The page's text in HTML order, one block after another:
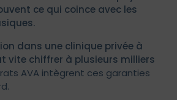
ce qui coince avec les
dans une clinique privée à
vite chiffrer à plusieurs milliers
AVA intègrent ces garanties